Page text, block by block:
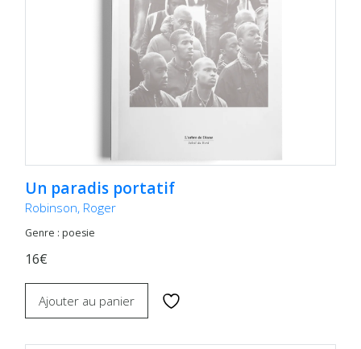
Un paradis portatif
Robinson, Roger
Genre : poesie
16€
Ajouter au panier